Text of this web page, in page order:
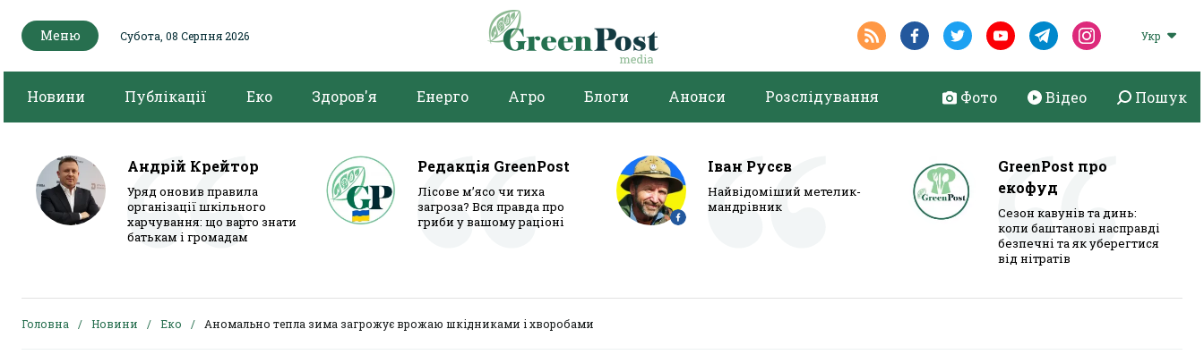
Меню Субота, 08 Серпня 2026 Укр
Новини Публікації Еко Здоров'я Енерго Агро Блоги Анонси Розслідування Фото Відео Пошук
Андрій Крейтор
Уряд оновив правила
організації шкільного
харчування: що варто знати
батькам і громадам
Редакція GreenPost
Лісове м’ясо чи тиха
загроза? Вся правда про
гриби у вашому раціоні
Іван Русєв
Найвідоміший метелик-
мандрівник
GreenPost про
екофуд
Сезон кавунів та динь:
коли баштанові насправді
безпечні та як уберегтися
від нітратів
Головна Новини Еко Аномально тепла зима загрожує врожаю шкідниками і хворобами